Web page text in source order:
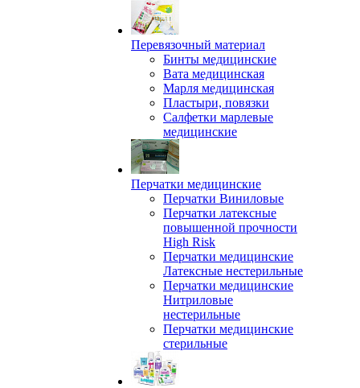
Перевязочный материал
Бинты медицинские
Вата медицинская
Марля медицинская
Пластыри, повязки
Салфетки марлевые
медицинские
Перчатки медицинские
Перчатки Виниловые
Перчатки латексные
повышенной прочности
High Risk
Перчатки медицинские
Латексные нестерильные
Перчатки медицинские
Нитриловые
нестерильные
Перчатки медицинские
стерильные